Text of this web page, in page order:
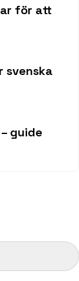
för att
svenska
guide